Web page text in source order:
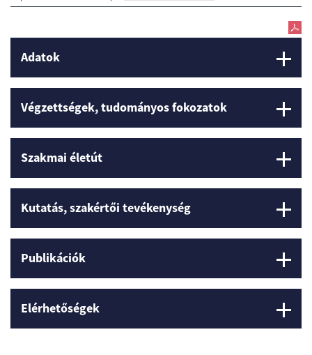
Adatok
Végzettségek, tudományos fokozatok
Szakmai életút
Kutatás, szakértői tevékenység
Publikációk
Elérhetőségek